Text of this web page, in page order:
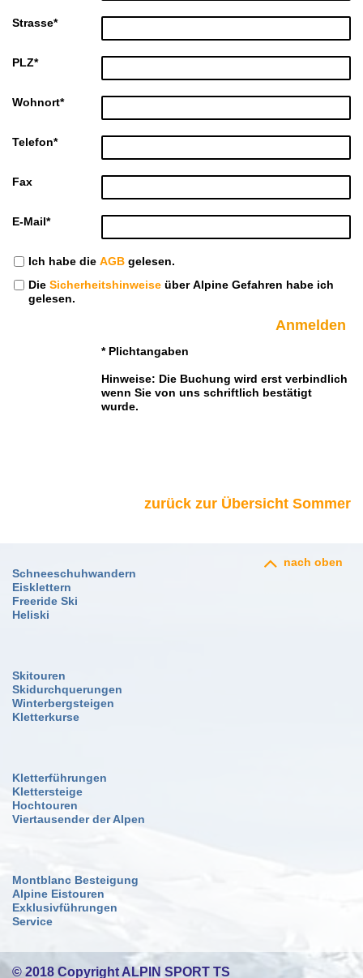
Strasse*
PLZ*
Wohnort*
Telefon*
Fax
E-Mail*
Ich habe die AGB gelesen.
Die Sicherheitshinweise über Alpine Gefahren habe ich
gelesen.
* Plichtangaben
Hinweise: Die Buchung wird erst verbindlich
wenn Sie von uns schriftlich bestätigt
wurde.
zurück zur Übersicht Sommer
nach oben
Schneeschuhwandern
Eisklettern
Freeride Ski
Heliski
Skitouren
Skidurchquerungen
Winterbergsteigen
Kletterkurse
Kletterführungen
Klettersteige
Hochtouren
Viertausender der Alpen
Montblanc Besteigung
Alpine Eistouren
Exklusivführungen
Service
© 2018 Copyright ALPIN SPORT TS